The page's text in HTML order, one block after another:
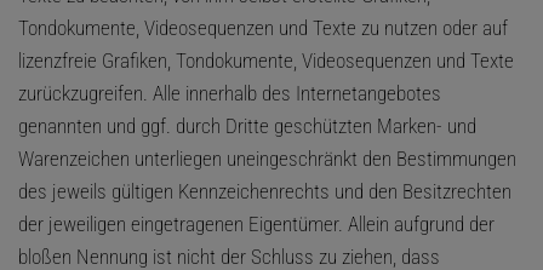
Tondokumente, Videosequenzen und Texte zu nutzen oder auf
lizenzfreie Grafiken, Tondokumente, Videosequenzen und Texte
zurückzugreifen. Alle innerhalb des Internetangebotes
genannten und ggf. durch Dritte geschützten Marken- und
Warenzeichen unterliegen uneingeschränkt den Bestimmungen
des jeweils gültigen Kennzeichenrechts und den Besitzrechten
der jeweiligen eingetragenen Eigentümer. Allein aufgrund der
bloßen Nennung ist nicht der Schluss zu ziehen, dass